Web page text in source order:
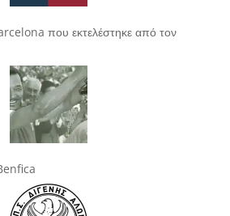
που εκτελέστηκε από τον